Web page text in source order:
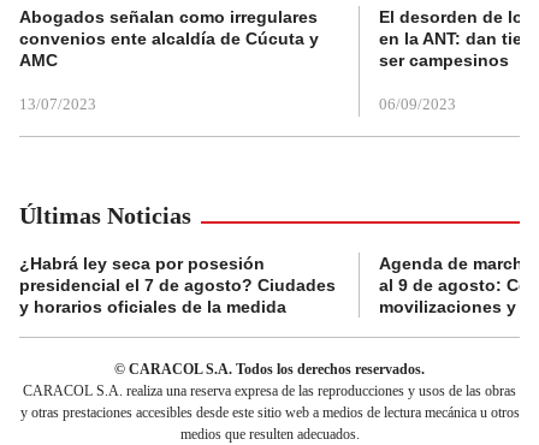
Abogados señalan como irregulares
convenios ente alcaldía de Cúcuta y
AMC
13/07/2023
El desorden de
en la ANT: dan
ser campesinos
06/09/2023
Últimas Noticias
¿Habrá ley seca por posesión
presidencial el 7 de agosto? Ciudades
y horarios oficiales de la medida
Agenda de
al 9 de agosto:
movilizaciones y
© CARACOL S.A. Todos los derechos reservados.
CARACOL S.A. realiza una reserva expresa de las reproducciones y usos de las obras
y otras prestaciones accesibles desde este sitio web a medios de lectura mecánica u otros
medios que resulten adecuados.